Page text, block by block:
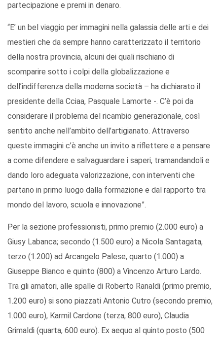
partecipazione e premi in denaro.
“E’ un bel viaggio per immagini nella galassia delle arti e dei
mestieri che da sempre hanno caratterizzato il territorio
della nostra provincia, alcuni dei quali rischiano di
scomparire sotto i colpi della globalizzazione e
dell’indifferenza della moderna società – ha dichiarato il
presidente della Cciaa, Pasquale Lamorte -. C’è poi da
considerare il problema del ricambio generazionale, così
sentito anche nell’ambito dell’artigianato. Attraverso
queste immagini c’è anche un invito a riflettere e a pensare
a come difendere e salvaguardare i saperi, tramandandoli e
dando loro adeguata valorizzazione, con interventi che
partano in primo luogo dalla formazione e dal rapporto tra
mondo del lavoro, scuola e innovazione”.
Per la sezione professionisti, primo premio (2.000 euro) a
Giusy Labanca; secondo (1.500 euro) a Nicola Santagata,
terzo (1.200) ad Arcangelo Palese, quarto (1.000) a
Giuseppe Bianco e quinto (800) a Vincenzo Arturo Lardo.
Tra gli amatori, alle spalle di Roberto Ranaldi (primo premio,
1.200 euro) si sono piazzati Antonio Cutro (secondo premio,
1.000 euro), Karmil Cardone (terza, 800 euro), Claudia
Grimaldi (quarta, 600 euro). Ex aequo al quinto posto (500